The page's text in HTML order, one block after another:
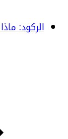
الركود: